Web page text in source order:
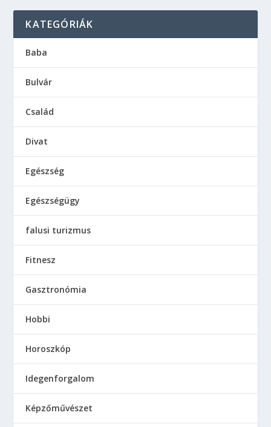
KATEGÓRIÁK
Baba
Bulvár
Család
Divat
Egészség
Egészségügy
falusi turizmus
Fitnesz
Gasztronómia
Hobbi
Horoszkóp
Idegenforgalom
Képzőművészet